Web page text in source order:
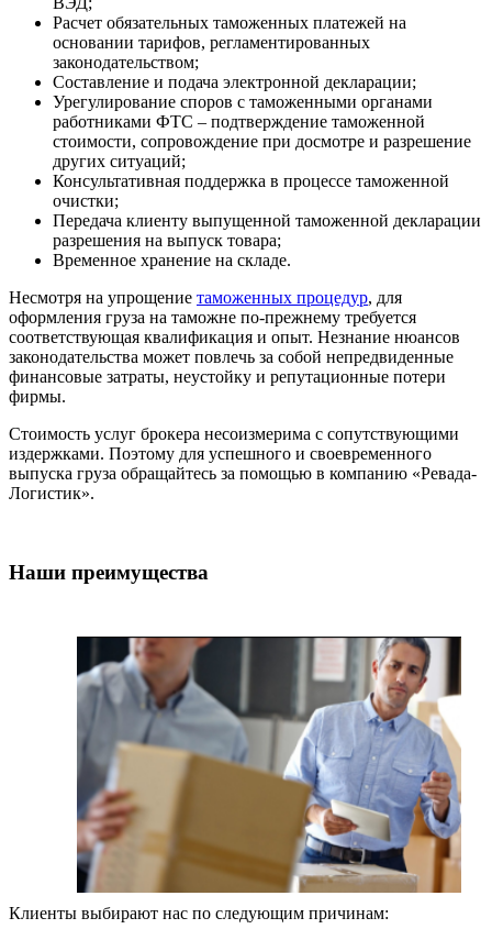
Расчет обязательных таможенных платежей на
основании тарифов, регламентированных
законодательством;
Составление и подача электронной декларации;
Урегулирование споров с таможенными органами
работниками ФТС – подтверждение таможенной
стоимости, сопровождение при досмотре и разрешение
других ситуаций;
Консультативная поддержка в процессе таможенной
очистки;
Передача клиенту выпущенной таможенной декларации
разрешения на выпуск товара;
Временное хранение на складе.
Несмотря на упрощение таможенных процедур, для
оформления груза на таможне по-прежнему требуется
соответствующая квалификация и опыт. Незнание нюансов
законодательства может повлечь за собой непредвиденные
финансовые затраты, неустойку и репутационные потери
фирмы.
Стоимость услуг брокера несоизмерима с сопутствующими
издержками. Поэтому для успешного и своевременного
выпуска груза обращайтесь за помощью в компанию «Ревада-
Логистик».
Наши преимущества
Клиенты выбирают нас по следующим причинам: